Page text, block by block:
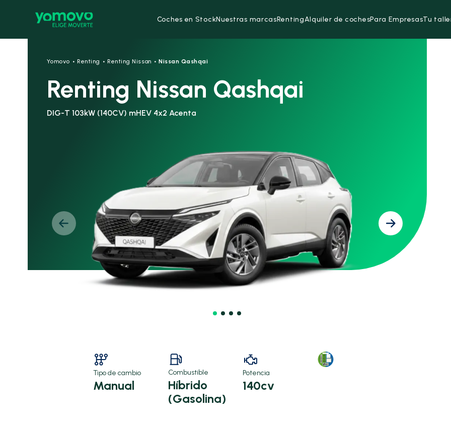
Coches en StockNuestras marcasRentingAlquiler de cochesPara EmpresasTu
Yomovo · Renting · Renting Nissan · Nissan Qashqai
Renting Nissan Qashqai
DIG-T 103kW (140CV) mHEV 4x2 Acenta
Tipo de cambio
Manual
Combustible
Híbrido
(Gasolina)
Potencia
140cv